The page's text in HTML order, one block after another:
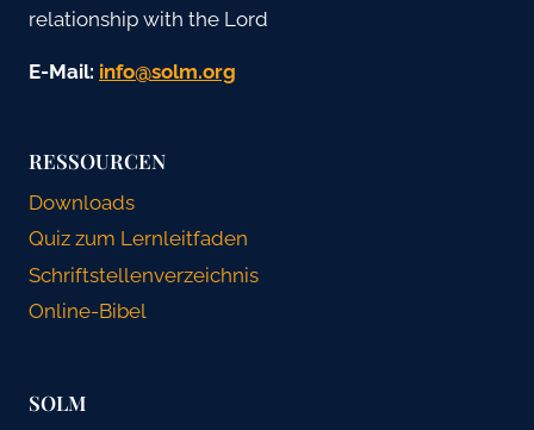
relationship with the Lord
E-Mail: gro.mlos@ofni
RESSOURCEN
Downloads
Quiz zum Lernleitfaden
Schriftstellenverzeichnis
Online-Bibel
SOLM